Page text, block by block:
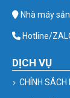
Nhà máy
Hotline/
DỊCH VỤ
CHÍNH